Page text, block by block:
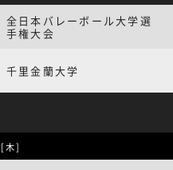
全日本バレーボール大学選
手権大会
千里金蘭大学
[木]